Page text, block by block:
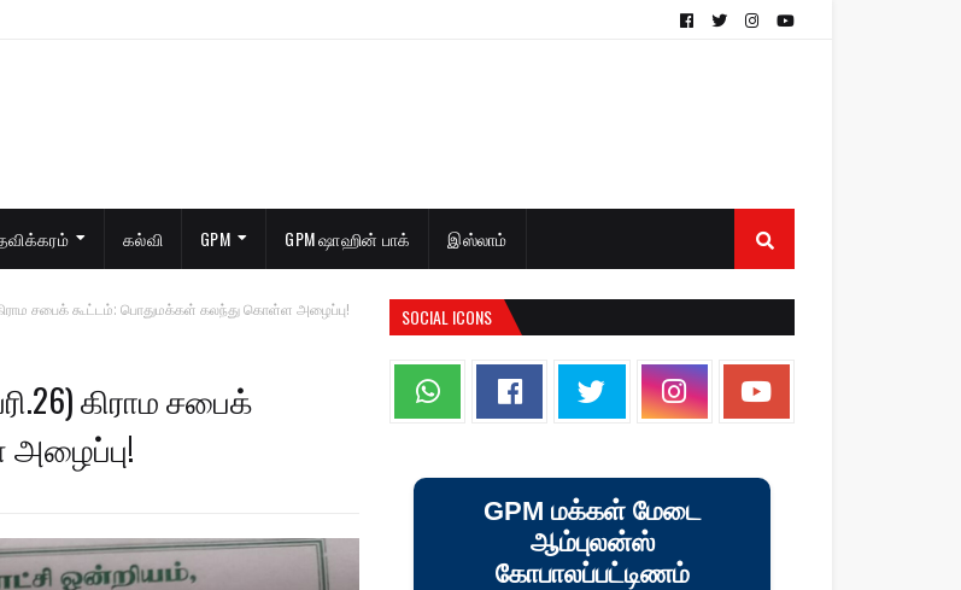
கல்வி GPM GPM ஷாஹின் பாக் இஸ்லாம்
கிராம சபைக் கூட்டம்: பொதுமக்கள் கலந்து கொள்ள அழைப்பு!
கிராம சபைக்
SOCIAL ICONS
GPM மக்கள் மேடை
ஆம்புலன்ஸ்
கோபாலப்பட்டிணம்